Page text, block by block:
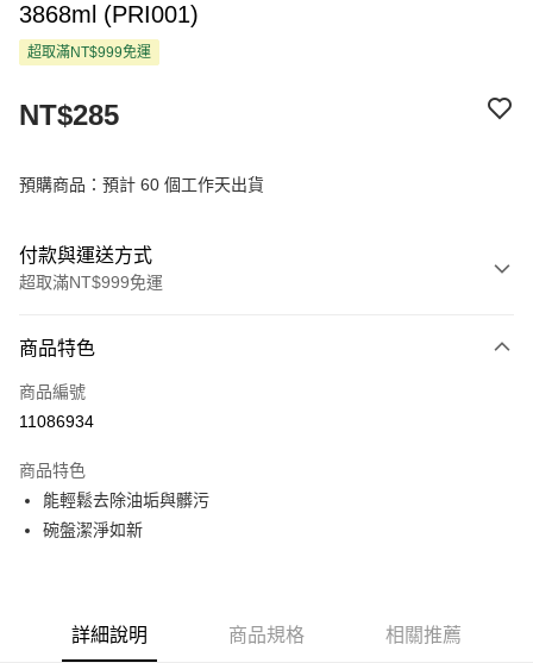
3868ml (PRI001)
超取滿NT$999免運
NT$285
預購商品：預計 60 個工作天出貨
付款與運送方式
超取滿NT$999免運
信用卡一次付款
超商取貨付款
Apple Pay
街口支付
Google Pay
商品特色
商品編號
11086934
商品特色
能輕鬆去除油垢與髒污
碗盤潔淨如新
詳細說明 商品規格 相關推薦